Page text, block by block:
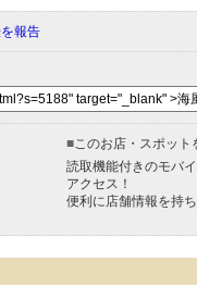
報告
■このお店・スポット
読取機能付きのモバ
アクセス！
便利に店舗情報を持ち